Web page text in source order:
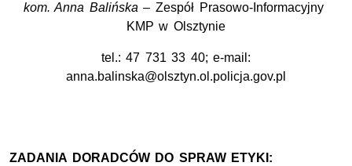
kom. Anna Balińska– Zespół Prasowo-Informacyjny
KMP w Olsztynie
tel.: 47 731 33 40; e-mail:
anna.balinska@olsztyn.ol.policja.gov.pl
ZADANIA DORADCÓW DO SPRAW ETYKI: